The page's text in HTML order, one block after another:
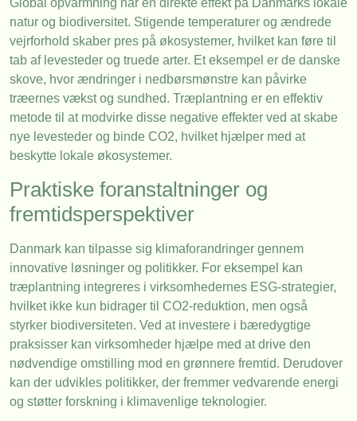
Global opvarmning har en direkte effekt på Danmarks lokale
natur og biodiversitet. Stigende temperaturer og ændrede
vejrforhold skaber pres på økosystemer, hvilket kan føre til
tab af levesteder og truede arter. Et eksempel er de danske
skove, hvor ændringer i nedbørsmønstre kan påvirke
træernes vækst og sundhed. Træplantning er en effektiv
metode til at modvirke disse negative effekter ved at skabe
nye levesteder og binde CO2, hvilket hjælper med at
beskytte lokale økosystemer.
Praktiske foranstaltninger og
fremtidsperspektiver
Danmark kan tilpasse sig klimaforandringer gennem
innovative løsninger og politikker. For eksempel kan
træplantning integreres i virksomhedernes ESG-strategier,
hvilket ikke kun bidrager til CO2-reduktion, men også
styrker biodiversiteten. Ved at investere i bæredygtige
praksisser kan virksomheder hjælpe med at drive den
nødvendige omstilling mod en grønnere fremtid. Derudover
kan der udvikles politikker, der fremmer vedvarende energi
og støtter forskning i klimavenlige teknologier.